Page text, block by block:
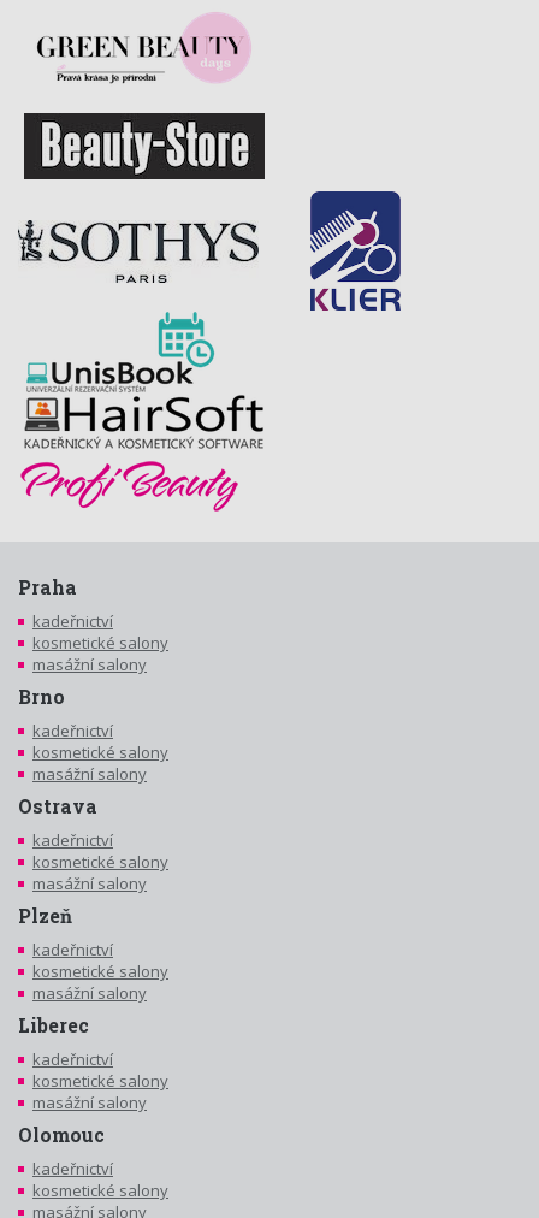
Praha
kadeřnictví
kosmetické salony
masážní salony
Brno
kadeřnictví
kosmetické salony
masážní salony
Ostrava
kadeřnictví
kosmetické salony
masážní salony
Plzeň
kadeřnictví
kosmetické salony
masážní salony
Liberec
kadeřnictví
kosmetické salony
masážní salony
Olomouc
kadeřnictví
kosmetické salony
masážní salony